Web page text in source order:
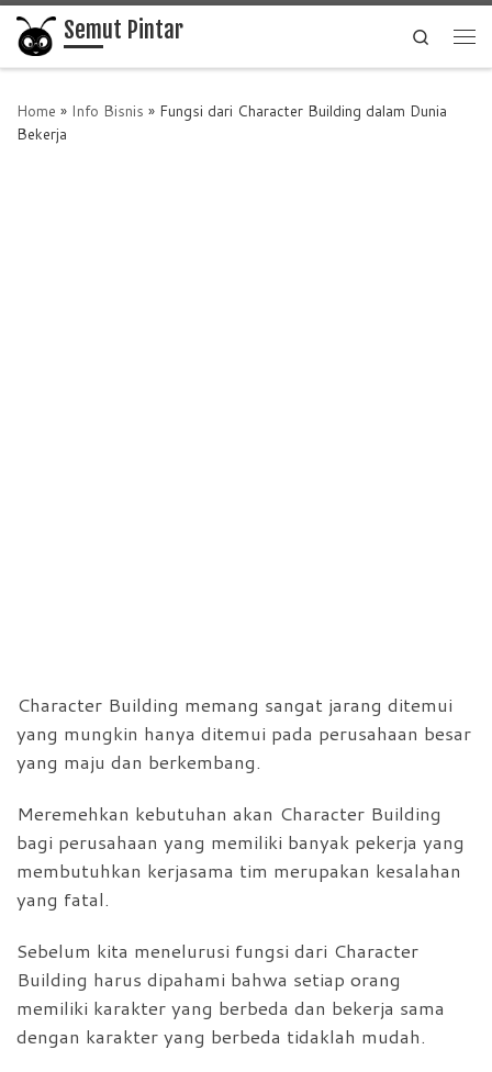
Skip to content
Semut Pintar
Search
Home » Info Bisnis » Fungsi dari Character Building dalam Dunia
Bekerja
Character Building memang sangat jarang ditemui
yang mungkin hanya ditemui pada perusahaan besar
yang maju dan berkembang.
Meremehkan kebutuhan akan Character Building
bagi perusahaan yang memiliki banyak pekerja yang
membutuhkan kerjasama tim merupakan kesalahan
yang fatal.
Sebelum kita menelurusi fungsi dari Character
Building harus dipahami bahwa setiap orang
memiliki karakter yang berbeda dan bekerja sama
dengan karakter yang berbeda tidaklah mudah.